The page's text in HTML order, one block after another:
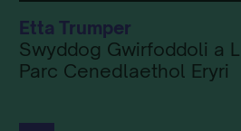
Etta Trumper
Swyddog Gwirfoddoli a
Parc Cenedlaethol Eryri